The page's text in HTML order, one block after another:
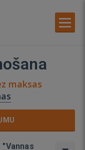
maksas